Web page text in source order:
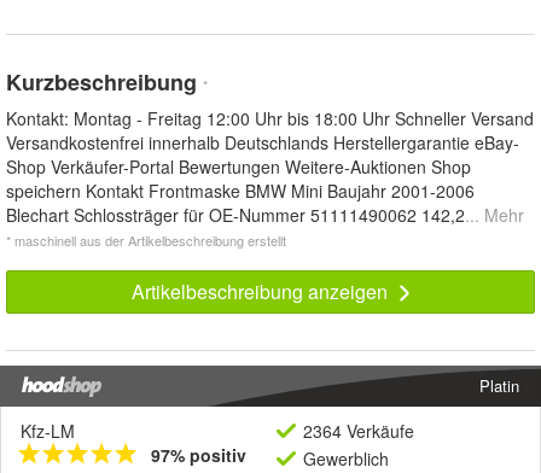
Kurzbeschreibung *
Kontakt: Montag - Freitag 12:00 Uhr bis 18:00 Uhr Schneller Versand
Versandkostenfrei innerhalb Deutschlands Herstellergarantie eBay-
Shop Verkäufer-Portal Bewertungen Weitere-Auktionen Shop
speichern Kontakt Frontmaske BMW Mini Baujahr 2001-2006
Blechart Schlossträger für OE-Nummer 51111490062 142,2... Mehr
* maschinell aus der Artikelbeschreibung erstellt
Artikelbeschreibung anzeigen
Platin
Kfz-LM
97% positiv
2364 Verkäufe
Gewerblich